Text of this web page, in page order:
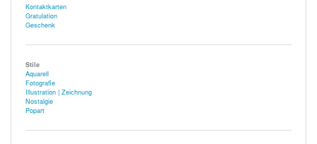
Kontaktkarten
Gratulation
Geschenk
Stile
Aquarell
Fotografie
Illustration | Zeichnung
Nostalgie
Popart